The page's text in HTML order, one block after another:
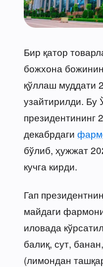
Бир қатор
божхона
қўллаш муддати
узайтирилди. Бу
президентининг
декабрдаги
бўлиб, ҳужжат
кучга кирди.
Гап
майдаги
иловада
балиқ, сут,
(лимондан